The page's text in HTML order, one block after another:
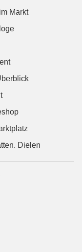
Markt
Dielen